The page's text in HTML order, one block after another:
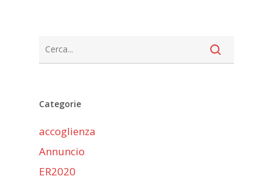
Categorie
accoglienza
Annuncio
ER2020